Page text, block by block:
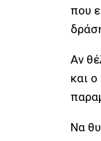
που
Αν
και
Να